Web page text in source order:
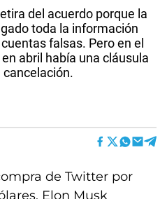
del acuerdo porque la
toda la información
falsas. Pero en el
abril había una cláusula
cancelación.
de Twitter por
Elon Musk